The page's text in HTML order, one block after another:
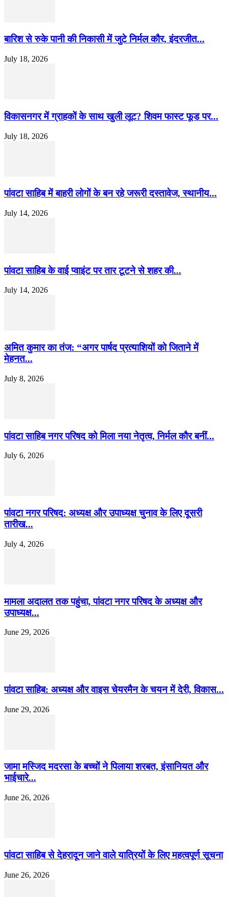
बारिश से रुके पानी की निकासी में जुटे निर्मल कौर, इंदरजीत...
July 18, 2026
विकासनगर में ग्राहकों के साथ खुली लूट? शिवम फास्ट फूड पर...
July 18, 2026
पांवटा साहिब में बाहरी लोगों के बन रहे जरूरी दस्तावेज, स्थानीय...
July 14, 2026
पांवटा साहिब के वाई प्वाइंट पर तार टूटने से शहर की...
July 14, 2026
अमित कुमार का तंज: “अगर पार्षद प्रत्याशियों को जिताने में
मेहनत...
July 8, 2026
पांवटा साहिब नगर परिषद को मिला नया नेतृत्व, निर्मल कौर बनीं...
July 6, 2026
पांवटा नगर परिषद: अध्यक्ष और उपाध्यक्ष चुनाव के लिए दूसरी
तारीख...
July 4, 2026
मामला अदालत तक पहुंचा, पांवटा नगर परिषद के अध्यक्ष और
उपाध्यक्ष...
June 29, 2026
पांवटा साहिब: अध्यक्ष और वाइस चेयरमैन के चयन में देरी, विकास...
June 29, 2026
जामा मस्जिद मदरसा के बच्चों ने पिलाया शरबत, इंसानियत और
भाईचारे...
June 26, 2026
पांवटा साहिब से देहरादून जाने वाले यात्रियों के लिए महत्वपूर्ण सूचना
June 26, 2026